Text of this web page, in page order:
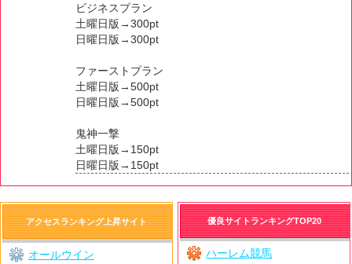
ビジネスプラン
土曜日版→300pt
日曜日版→300pt
ファーストプラン
土曜日版→500pt
日曜日版→500pt
鬼神一撃
土曜日版→150pt
日曜日版→150pt
優良サイトランキングTOP20
ハーレム競馬
アクセスランキング上昇サイト
オールウイン